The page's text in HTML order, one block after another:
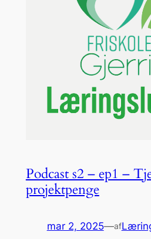
Podcast s2 – ep1 –
projektpenge
mar 2, 2025—af